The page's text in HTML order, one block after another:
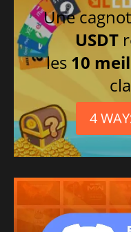
Une
USDT
les 10
4